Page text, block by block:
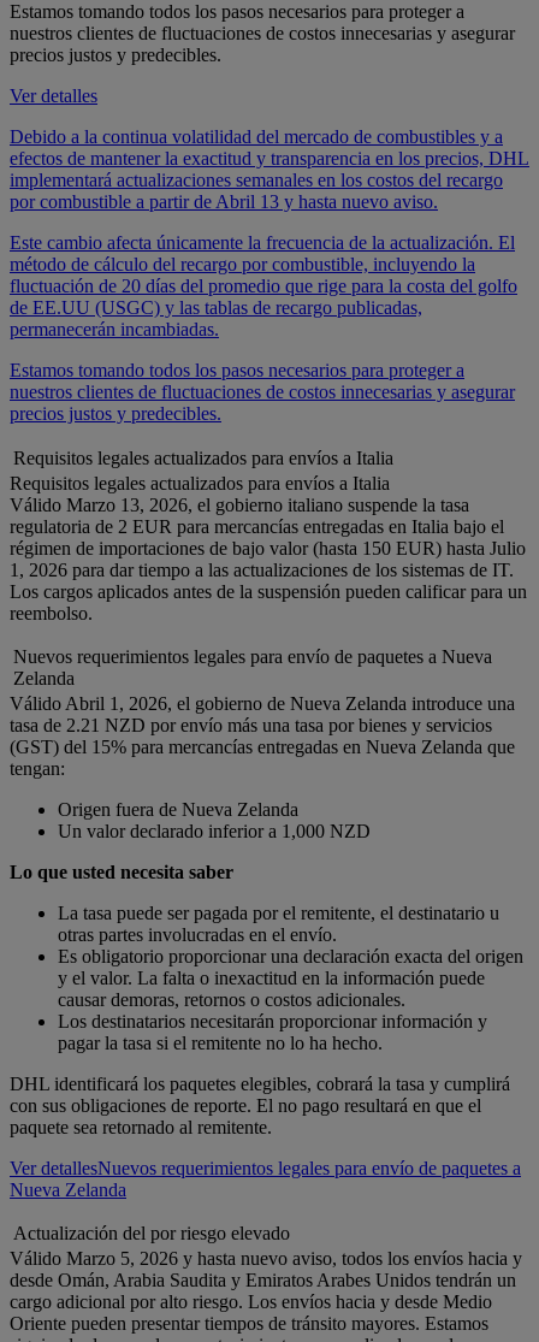
Estamos tomando todos los pasos necesarios para proteger a
nuestros clientes de fluctuaciones de costos innecesarias y asegurar
precios justos y predecibles.
Ver detalles
Debido a la continua volatilidad del mercado de combustibles y a
efectos de mantener la exactitud y transparencia en los precios, DHL
implementará actualizaciones semanales en los costos del recargo
por combustible a partir de Abril 13 y hasta nuevo aviso.
Este cambio afecta únicamente la frecuencia de la actualización. El
método de cálculo del recargo por combustible, incluyendo la
fluctuación de 20 días del promedio que rige para la costa del golfo
de EE.UU (USGC) y las tablas de recargo publicadas,
permanecerán incambiadas.
Estamos tomando todos los pasos necesarios para proteger a
nuestros clientes de fluctuaciones de costos innecesarias y asegurar
precios justos y predecibles.
Requisitos legales actualizados para envíos a Italia
Requisitos legales actualizados para envíos a Italia
Válido Marzo 13, 2026, el gobierno italiano suspende la tasa
regulatoria de 2 EUR para mercancías entregadas en Italia bajo el
régimen de importaciones de bajo valor (hasta 150 EUR) hasta Julio
1, 2026 para dar tiempo a las actualizaciones de los sistemas de IT.
Los cargos aplicados antes de la suspensión pueden calificar para un
reembolso.
Nuevos requerimientos legales para envío de paquetes a Nueva
Zelanda
Válido Abril 1, 2026, el gobierno de Nueva Zelanda introduce una
tasa de 2.21 NZD por envío más una tasa por bienes y servicios
(GST) del 15% para mercancías entregadas en Nueva Zelanda que
tengan:
Origen fuera de Nueva Zelanda
Un valor declarado inferior a 1,000 NZD
Lo que usted necesita saber
La tasa puede ser pagada por el remitente, el destinatario u
otras partes involucradas en el envío.
Es obligatorio proporcionar una declaración exacta del origen
y el valor. La falta o inexactitud en la información puede
causar demoras, retornos o costos adicionales.
Los destinatarios necesitarán proporcionar información y
pagar la tasa si el remitente no lo ha hecho.
DHL identificará los paquetes elegibles, cobrará la tasa y cumplirá
con sus obligaciones de reporte. El no pago resultará en que el
paquete sea retornado al remitente.
Ver detallesNuevos requerimientos legales para envío de paquetes a
Nueva Zelanda
Actualización del por riesgo elevado
Válido Marzo 5, 2026 y hasta nuevo aviso, todos los envíos hacia y
desde Omán, Arabia Saudita y Emiratos Arabes Unidos tendrán un
cargo adicional por alto riesgo. Los envíos hacia y desde Medio
Oriente pueden presentar tiempos de tránsito mayores. Estamos